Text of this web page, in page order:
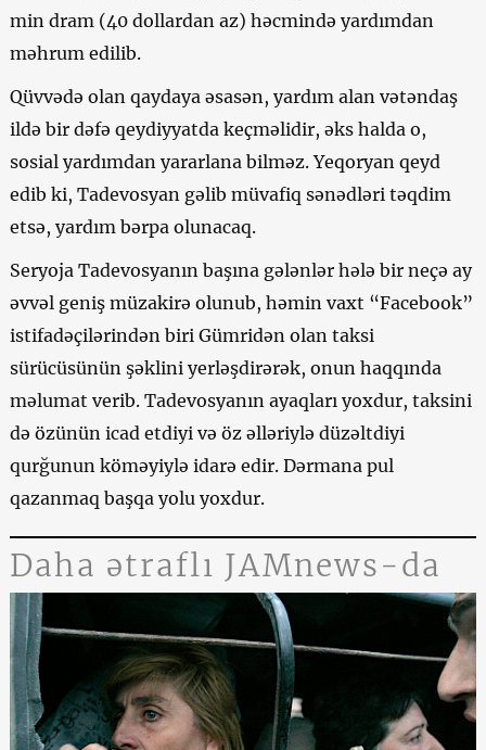
min dram (40 dollardan az) həcmində yardımdan
məhrum edilib.
Qüvvədə olan qaydaya əsasən, yardım alan vətəndaş
ildə bir dəfə qeydiyyatda keçməlidir, əks halda o,
sosial yardımdan yararlana bilməz. Yeqoryan qeyd
edib ki, Tadevosyan gəlib müvafiq sənədləri təqdim
etsə, yardım bərpa olunacaq.
Seryoja Tadevosyanın başına gələnlər hələ bir neçə ay
əvvəl geniş müzakirə olunub, həmin vaxt “Facebook”
istifadəçilərindən biri Gümridən olan taksi
sürücüsünün şəklini yerləşdirərək, onun haqqında
məlumat verib. Tadevosyanın ayaqları yoxdur, taksini
də özünün icad etdiyi və öz əlləriylə düzəltdiyi
qurğunun köməyiylə idarə edir. Dərmana pul
qazanmaq başqa yolu yoxdur.
Daha ətraflı JAMnews-da